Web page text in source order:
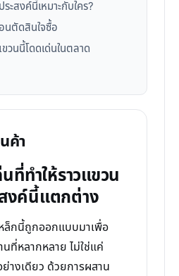
ะสงค์นี้เหมาะกับใคร?
นตัดสินใจซื้อ
วนนี้โดดเด่นในตลาด
ค้า
ทำให้ราวแขวน
งค์นี้แตกต่าง
ล็กนี้ถูกออกแบบมาเพื่อ
ที่หลากหลาย ไม่ใช่แค่
างเดียว ด้วยการผสาน